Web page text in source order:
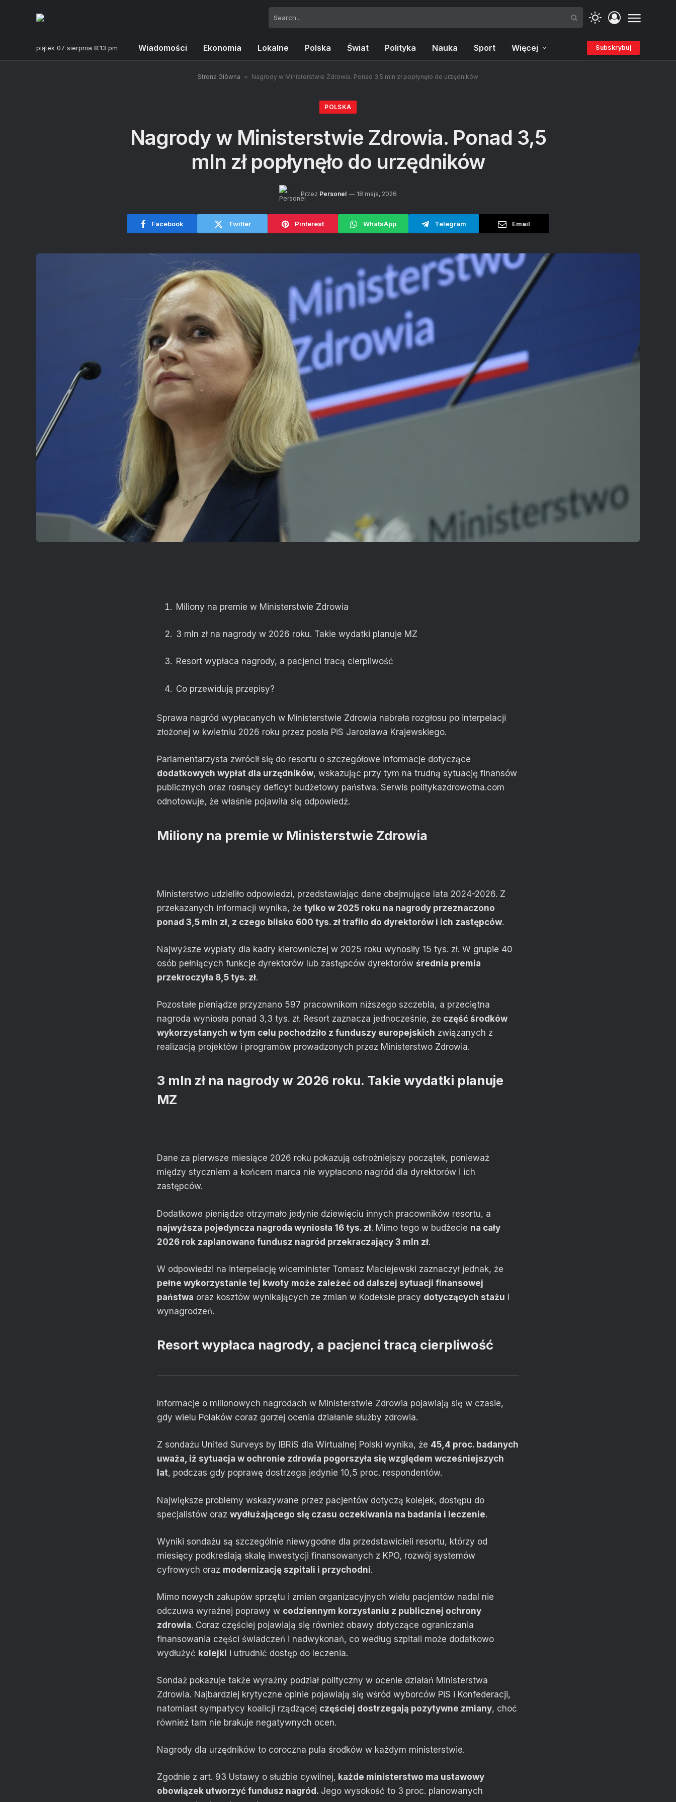
piątek 07 sierpnia 8:13 pm Wiadomości Ekonomia Lokalne Polska Świat Polityka Nauka Sport Więcej Subskrybuj
Strona Główna » Nagrody w Ministerstwie Zdrowia. Ponad 3,5 mln zł popłynęło do urzędników
POLSKA
Nagrody w Ministerstwie Zdrowia. Ponad 3,5
mln zł popłynęło do urzędników
Przez Personel 18 maja, 2026
Facebook Twitter Pinterest WhatsApp Telegram Email
Miliony na premie w Ministerstwie Zdrowia
3 mln zł na nagrody w 2026 roku. Takie wydatki planuje MZ
Resort wypłaca nagrody, a pacjenci tracą cierpliwość
Co przewidują przepisy?
Sprawa nagród wypłacanych w Ministerstwie Zdrowia nabrała rozgłosu po interpelacji
złożonej w kwietniu 2026 roku przez posła PiS Jarosława Krajewskiego.
Parlamentarzysta zwrócił się do resortu o szczegółowe informacje dotyczące
dodatkowych wypłat dla urzędników, wskazując przy tym na trudną sytuację finansów
publicznych oraz rosnący deficyt budżetowy państwa. Serwis politykazdrowotna.com
odnotowuje, że właśnie pojawiła się odpowiedź.
Miliony na premie w Ministerstwie Zdrowia
Ministerstwo udzieliło odpowiedzi, przedstawiając dane obejmujące lata 2024-2026. Z
przekazanych informacji wynika, że tylko w 2025 roku na nagrody przeznaczono
ponad 3,5 mln zł, z czego blisko 600 tys. zł trafiło do dyrektorów i ich zastępców.
Najwyższe wypłaty dla kadry kierowniczej w 2025 roku wynosiły 15 tys. zł. W grupie 40
osób pełniących funkcje dyrektorów lub zastępców dyrektorów średnia premia
przekroczyła 8,5 tys. zł.
Pozostałe pieniądze przyznano 597 pracownikom niższego szczebla, a przeciętna
nagroda wyniosła ponad 3,3 tys. zł. Resort zaznacza jednocześnie, że część środków
wykorzystanych w tym celu pochodziło z funduszy europejskich związanych z
realizacją projektów i programów prowadzonych przez Ministerstwo Zdrowia.
3 mln zł na nagrody w 2026 roku. Takie wydatki planuje
MZ
Dane za pierwsze miesiące 2026 roku pokazują ostrożniejszy początek, ponieważ
między styczniem a końcem marca nie wypłacono nagród dla dyrektorów i ich
zastępców.
Dodatkowe pieniądze otrzymało jedynie dziewięciu innych pracowników resortu, a
najwyższa pojedyncza nagroda wyniosła 16 tys. zł. Mimo tego w budżecie na cały
2026 rok zaplanowano fundusz nagród przekraczający 3 mln zł.
W odpowiedzi na interpelację wiceminister Tomasz Maciejewski zaznaczył jednak, że
pełne wykorzystanie tej kwoty może zależeć od dalszej sytuacji finansowej
państwa oraz kosztów wynikających ze zmian w Kodeksie pracy dotyczących stażu i
wynagrodzeń.
Resort wypłaca nagrody, a pacjenci tracą cierpliwość
Informacje o milionowych nagrodach w Ministerstwie Zdrowia pojawiają się w czasie,
gdy wielu Polaków coraz gorzej ocenia działanie służby zdrowia.
Z sondażu United Surveys by IBRiS dla Wirtualnej Polski wynika, że 45,4 proc. badanych
uważa, iż sytuacja w ochronie zdrowia pogorszyła się względem wcześniejszych
lat, podczas gdy poprawę dostrzega jedynie 10,5 proc. respondentów.
Największe problemy wskazywane przez pacjentów dotyczą kolejek, dostępu do
specjalistów oraz wydłużającego się czasu oczekiwania na badania i leczenie.
Wyniki sondażu są szczególnie niewygodne dla przedstawicieli resortu, którzy od
miesięcy podkreślają skalę inwestycji finansowanych z KPO, rozwój systemów
cyfrowych oraz modernizację szpitali i przychodni.
Mimo nowych zakupów sprzętu i zmian organizacyjnych wielu pacjentów nadal nie
odczuwa wyraźnej poprawy w codziennym korzystaniu z publicznej ochrony
zdrowia. Coraz częściej pojawiają się również obawy dotyczące ograniczania
finansowania części świadczeń i nadwykonań, co według szpitali może dodatkowo
wydłużyć kolejki i utrudnić dostęp do leczenia.
Sondaż pokazuje także wyraźny podział polityczny w ocenie działań Ministerstwa
Zdrowia. Najbardziej krytyczne opinie pojawiają się wśród wyborców PiS i Konfederacji,
natomiast sympatycy koalicji rządzącej częściej dostrzegają pozytywne zmiany, choć
również tam nie brakuje negatywnych ocen.
Nagrody dla urzędników to coroczna pula środków w każdym ministerstwie.
Zgodnie z art. 93 Ustawy o służbie cywilnej, każde ministerstwo ma ustawowy
obowiązek utworzyć fundusz nagród. Jego wysokość to 3 proc. planowanych